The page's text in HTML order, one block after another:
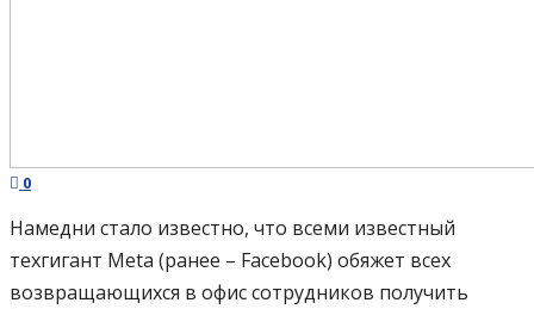
0
Намедни стало известно, что всеми известный
техгигант Meta (ранее – Facebook) обяжет всех
возвращающихся в офис сотрудников получить